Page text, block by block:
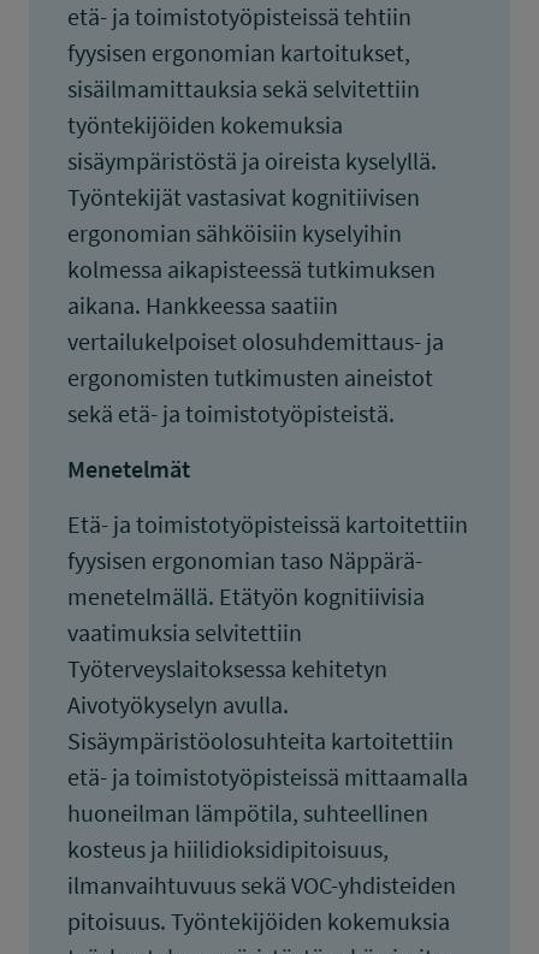
etä- ja toimistotyöpisteissä tehtiin
fyysisen ergonomian kartoitukset,
sisäilmamittauksia sekä selvitettiin
työntekijöiden kokemuksia
sisäympäristöstä ja oireista kyselyllä.
Työntekijät vastasivat kognitiivisen
ergonomian sähköisiin kyselyihin
kolmessa aikapisteessä tutkimuksen
aikana. Hankkeessa saatiin
vertailukelpoiset olosuhdemittaus- ja
ergonomisten tutkimusten aineistot
sekä etä- ja toimistotyöpisteistä.
Menetelmät
Etä- ja toimistotyöpisteissä kartoitettiin
fyysisen ergonomian taso Näppärä-
menetelmällä. Etätyön kognitiivisia
vaatimuksia selvitettiin
Työterveyslaitoksessa kehitetyn
Aivotyökyselyn avulla.
Sisäympäristöolosuhteita kartoitettiin
etä- ja toimistotyöpisteissä mittaamalla
huoneilman lämpötila, suhteellinen
kosteus ja hiilidioksidipitoisuus,
ilmanvaihtuvuus sekä VOC-yhdisteiden
pitoisuus. Työntekijöiden kokemuksia